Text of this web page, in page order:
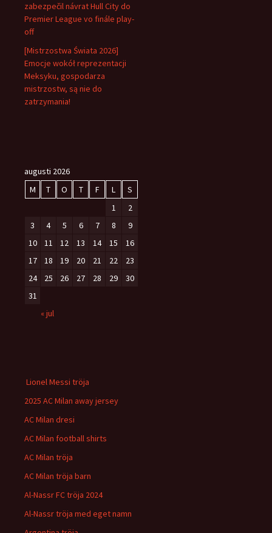
zabezpečil návrat Hull City do
Premier League vo finále play-
off
[Mistrzostwa Świata 2026]
Emocje wokół reprezentacji
Meksyku, gospodarza
mistrzostw, są nie do
zatrzymania!
augusti 2026
M
T O T F L
S
1
2
3
4 5 6 7 8
9
10
11 12 13 14 15
16
17
18 19 20 21 22
23
24
25 26 27 28 29
30
31
« jul
Lionel Messi tröja
2025 AC Milan away jersey
AC Milan dresi
AC Milan football shirts
AC Milan tröja
AC Milan tröja barn
Al-Nassr FC tröja 2024
Al-Nassr tröja med eget namn